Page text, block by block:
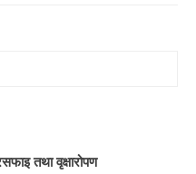
तथा वृक्षारोपण